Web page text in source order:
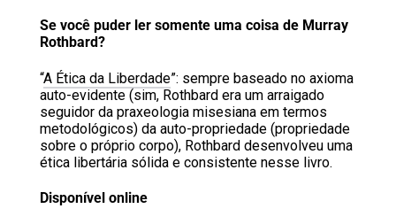
Se você puder ler somente uma coisa de Murray
Rothbard?
“A Ética da Liberdade”: sempre baseado no axioma
auto-evidente (sim, Rothbard era um arraigado
seguidor da praxeologia misesiana em termos
metodológicos) da auto-propriedade (propriedade
sobre o próprio corpo), Rothbard desenvolveu uma
ética libertária sólida e consistente nesse livro.
Disponível online